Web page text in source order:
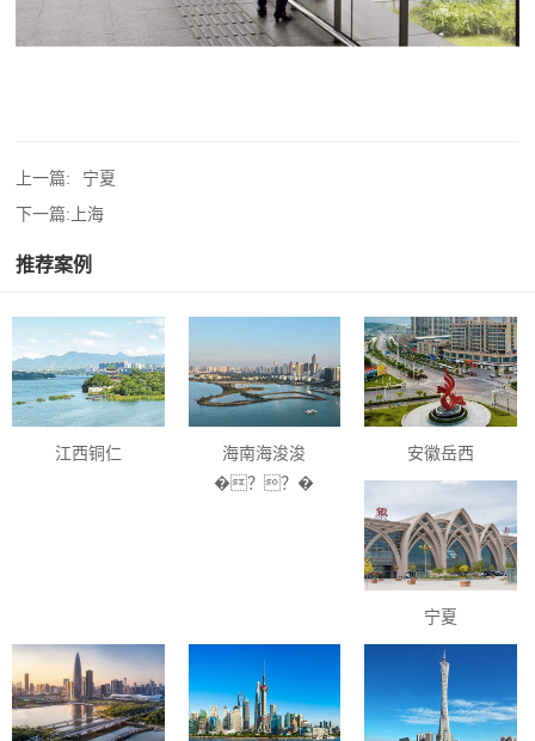
上一篇:
宁夏
下一篇: 上海
推荐案例
江西铜仁
海南海浚浚
�？？�
安徽岳西
宁夏